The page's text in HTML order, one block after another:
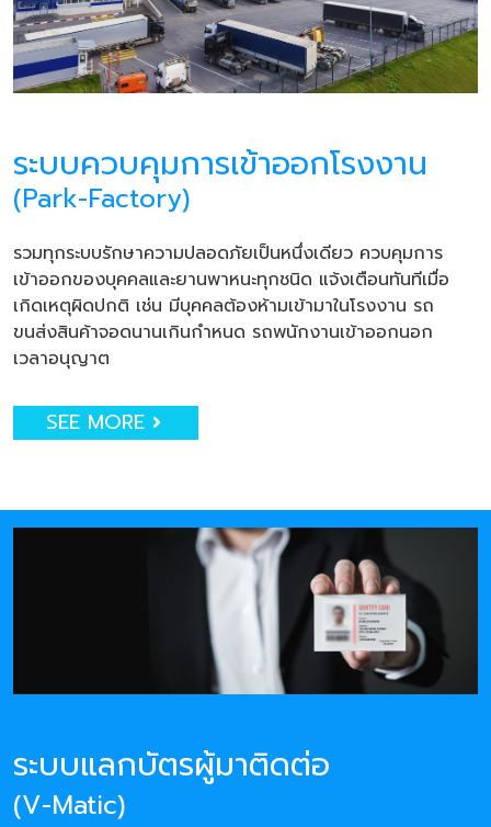
ระบบควบคุมการเข้าออกโรงงาน
(Park-Factory)
รวมทุกระบบรักษาความปลอดภัยเป็นหนึ่งเดียว ควบคุมการ
เข้าออกของบุคคลและยานพาหนะทุกชนิด แจ้งเตือนทันทีเมื่อ
เกิดเหตุผิดปกติ เช่น มีบุคคลต้องห้ามเข้ามาในโรงงาน รถ
ขนส่งสินค้าจอดนานเกินกำหนด รถพนักงานเข้าออกนอก
เวลาอนุญาต
SEE MORE
ระบบแลกบัตรผู้มาติดต่อ
(V-Matic)